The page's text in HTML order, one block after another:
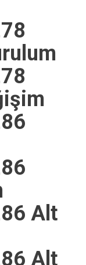
Alt
Alt